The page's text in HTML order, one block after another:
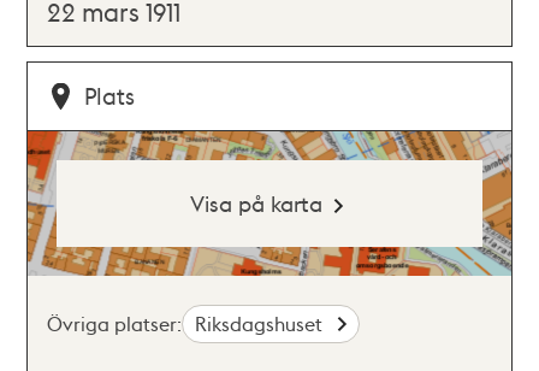
22 mars 1911
Plats
Visa på karta
Övriga platser: Riksdagshuset